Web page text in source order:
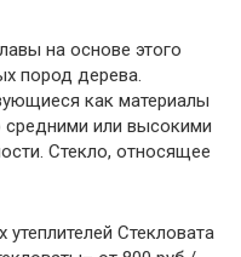
на основе этого
пород дерева.
как материалы
или высокими
Стекло, относящее
Стекловата